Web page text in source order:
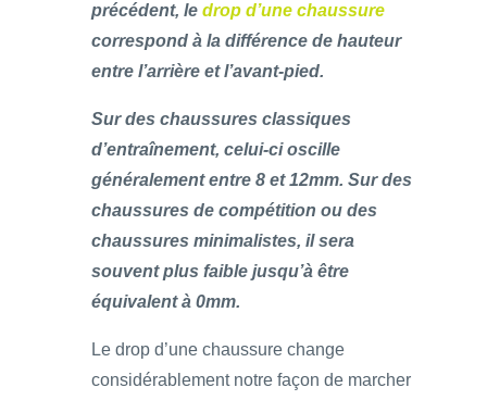
précédent, le drop d’une chaussure
correspond à la différence de hauteur
entre l’arrière et l’avant-pied.
Sur des chaussures classiques
d’entraînement, celui-ci oscille
généralement entre 8 et 12mm. Sur des
chaussures de compétition ou des
chaussures minimalistes, il sera
souvent plus faible jusqu’à être
équivalent à 0mm.
Le drop d’une chaussure change
considérablement notre façon de marcher